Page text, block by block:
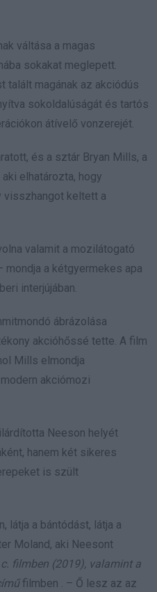
váltása a magas
sokakat meglepett.
talált magának az akciódús
sokoldalúságát és tartós
átívelő vonzerejét.
és a sztár Bryan Mills, a
elhatározta, hogy
visszhangot keltett a
valamit a mozilátogató
a kétgyermekes apa
interjújában.
ábrázolása
akcióhőssé tette. A film
Mills elmondja
akciómozi
Neeson helyét
hanem két sikeres
is szült
látja a bántódást, látja a
Moland, aki Neesont
filmben (2019), valamint a
filmben . – Ő lesz az az